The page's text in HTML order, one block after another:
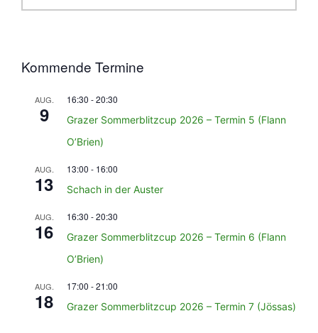
Kommende Termine
AUG.
9
16:30 -20:30
Grazer Sommerblitzcup 2026 – Termin 5 (Flann
O’Brien)
AUG.
13
13:00 - 16:00
Schach in der Auster
AUG.
16
16:30 -20:30
Grazer Sommerblitzcup 2026 – Termin 6 (Flann
O’Brien)
AUG.
18
17:00 -21:00
Grazer Sommerblitzcup 2026 – Termin 7 (Jössas)